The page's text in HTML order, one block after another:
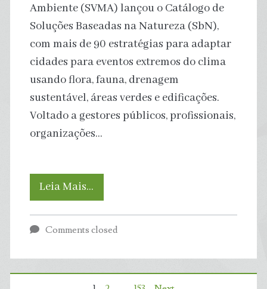
sua
destruição
Ambiente (SVMA) lançou o Catálogo de
Soluções Baseadas na Natureza (SbN),
com mais de 90 estratégias para adaptar
cidades para eventos extremos do clima
usando flora, fauna, drenagem
sustentável, áreas verdes e edificações.
Voltado a gestores públicos, profissionais,
organizações…
Leia Mais…
exemplos
Comments closed